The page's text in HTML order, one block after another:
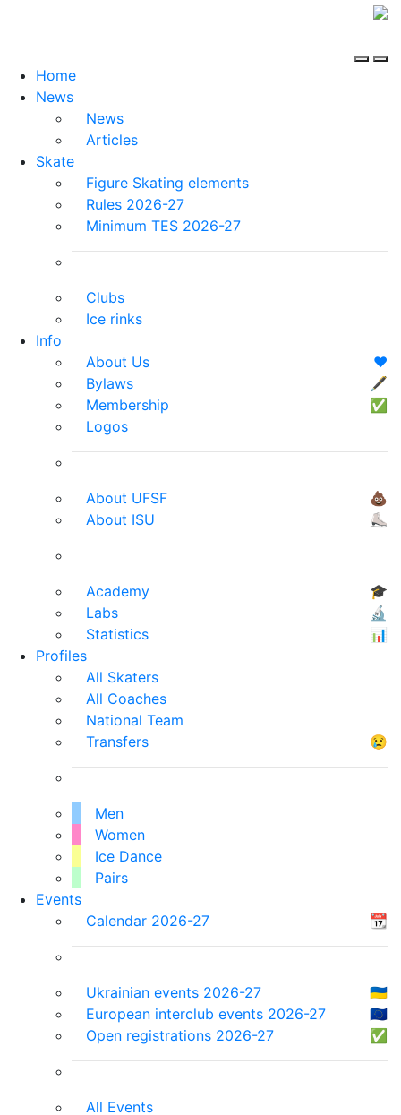
Home
News
News
Articles
Skate
Figure Skating elements
Rules 2026-27
Minimum TES 2026-27
Clubs
Ice rinks
Info
About Us
❤️
Bylaws
🖋
Membership
✅
Logos
About UFSF
💩
About ISU
⛸
Academy
🎓
Labs
🔬
Statistics
📊
Profiles
All Skaters
All Coaches
National Team
Transfers
😢
Men
Women
Ice Dance
Pairs
Events
Calendar 2026-27
📆
Ukrainian events 2026-27
🇺🇦
European interclub events 2026-27
🇪🇺
Open registrations 2026-27
✅
All Events